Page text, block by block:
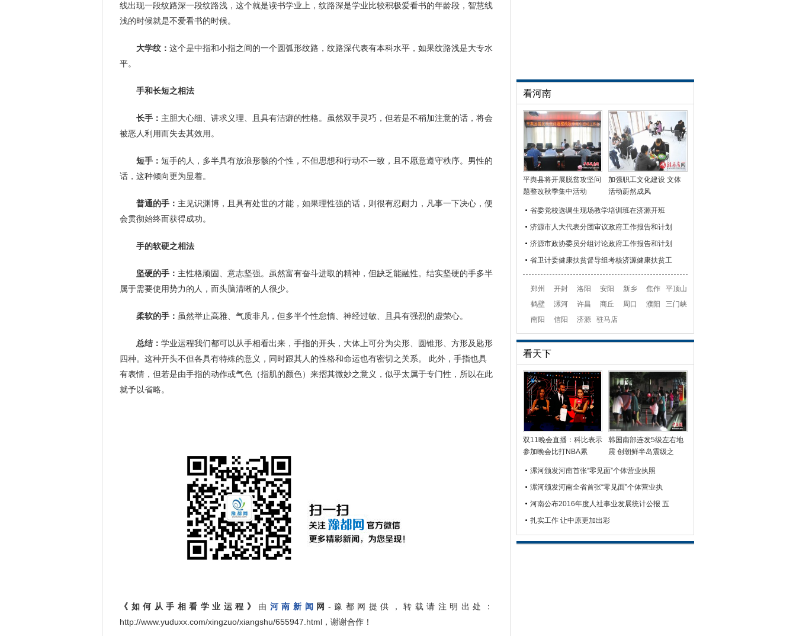
线出现一段纹路深一段纹路浅，这个就是读书学业上，纹路深是学业比较积极爱看书的年龄段，智慧线
浅的时候就是不爱看书的时候。
大学纹： 这个是中指和小指之间的一个圆弧形纹路，纹路深代表有本科水平，如果纹路浅是大专水
平。
手和长短之相法
长手： 主胆大心细、讲求义理、且具有洁癖的性格。虽然双手灵巧，但若是不稍加注意的话，将会
被恶人利用而失去其效用。
短手： 短手的人，多半具有放浪形骸的个性，不但思想和行动不一致，且不愿意遵守秩序。男性的
话，这种倾向更为显着。
普通的手： 主见识渊博，且具有处世的才能，如果理性强的话，则很有忍耐力，凡事一下决心，便
会贯彻始终而获得成功。
手的软硬之相法
坚硬的手： 主性格顽固、意志坚强。虽然富有奋斗进取的精神，但缺乏能融性。结实坚硬的手多半
属于需要使用势力的人，而头脑清晰的人很少。
柔软的手： 虽然举止高雅、气质非凡，但多半个性怠惰、神经过敏、且具有强烈的虚荣心。
总结： 学业运程我们都可以从手相看出来，手指的开头，大体上可分为尖形、圆锥形、方形及匙形
四种。这种开头不但各具有特殊的意义，同时跟其人的性格和命运也有密切之关系。 此外，手指也具
有表情，但若是由手指的动作或气色（指肌的颜色）来摺其微妙之意义，似乎太属于专门性，所以在此
就予以省略。
《如何从手相看学业运程》 由 河南新闻 网 -豫都网提供，转载请注明出处：
http://www.yuduxx.com/xingzuo/xiangshu/655947.html，谢谢合作！
看河南
平舆县将开展脱贫攻坚问
题整改秋季集中活动
加强职工文化建设 文体
活动蔚然成风
省委党校选调生现场教学培训班在济源开班
济源市人大代表分团审议政府工作报告和计划
济源市政协委员分组讨论政府工作报告和计划
省卫计委健康扶贫督导组考核济源健康扶贫工
郑州 开封 洛阳 安阳 新乡 焦作
平顶山
鹤壁
漯河 许昌 商丘 周口 濮阳
三门峡
南阳
信阳 济源 驻马店
看天下
双11晚会直播：科比表示
参加晚会比打NBA累
韩国南部连发5级左右地
震 创朝鲜半岛震级之
漯河颁发河南首张“零见面”个体营业执照
漯河颁发河南全省首张“零见面”个体营业执
河南公布2016年度人社事业发展统计公报 五
扎实工作 让中原更加出彩